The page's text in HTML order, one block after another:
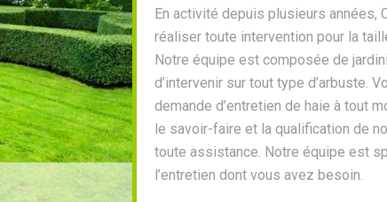
En activité depuis plusieurs années,
réaliser toute intervention pour la
Notre équipe est composée de
d’intervenir sur tout type d’arbuste.
demande d’entretien de haie à tout
le savoir-faire et la qualification de
toute assistance. Notre équipe est
l’entretien dont vous avez besoin.